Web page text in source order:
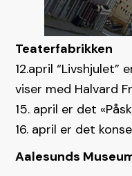
Teaterfabrikken
12.april “Livshjulet”
viser med Halvard
15. april er det
16. april er det
Aalesunds